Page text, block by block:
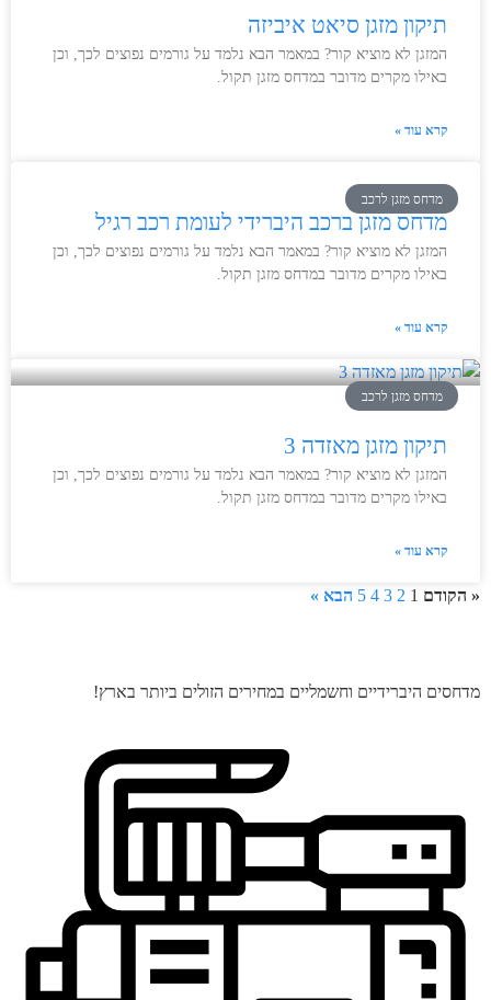
תיקון מזגן סיאט איביזה
המזגן לא מוציא קור? במאמר הבא נלמד על גורמים נפוצים לכך, וכן
באילו מקרים מדובר במדחס מזגן תקול.
קרא עוד »
מדחס מזגן לרכב
מדחס מזגן ברכב היברידי לעומת רכב רגיל
המזגן לא מוציא קור? במאמר הבא נלמד על גורמים נפוצים לכך, וכן
באילו מקרים מדובר במדחס מזגן תקול.
קרא עוד »
מדחס מזגן לרכב
תיקון מזגן מאזדה 3
המזגן לא מוציא קור? במאמר הבא נלמד על גורמים נפוצים לכך, וכן
באילו מקרים מדובר במדחס מזגן תקול.
קרא עוד »
« הקודם 1
2
3
4
5 הבא »
מדחסים היברידיים וחשמליים במחירים הזולים ביותר בארץ!